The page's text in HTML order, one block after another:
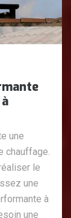
une
chauffage.
le
une
à
une